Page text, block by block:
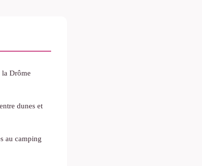
Drôme
dunes et
au camping